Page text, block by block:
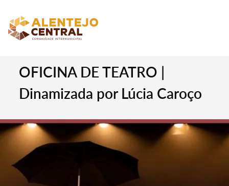
OFICINA DE TEATRO |
Dinamizada por Lúcia Caroço